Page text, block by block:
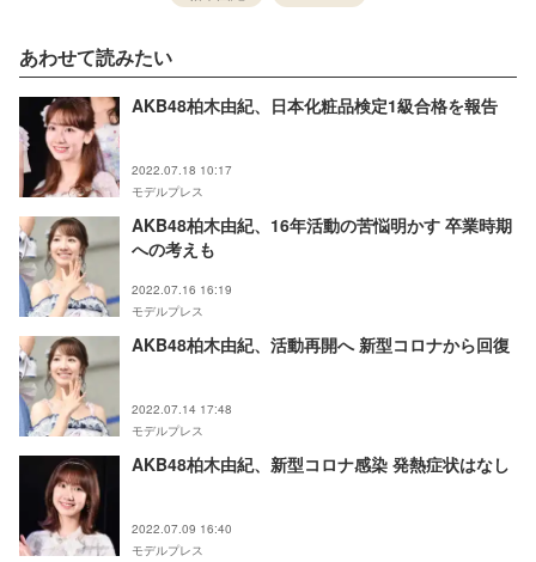
あわせて読みたい
AKB48柏木由紀、日本化粧品検定1級合格を報告
2022.07.18 10:17
モデルプレス
AKB48柏木由紀、16年活動の苦悩明かす 卒業時期
への考えも
2022.07.16 16:19
モデルプレス
AKB48柏木由紀、活動再開へ 新型コロナから回復
2022.07.14 17:48
モデルプレス
AKB48柏木由紀、新型コロナ感染 発熱症状はなし
2022.07.09 16:40
モデルプレス